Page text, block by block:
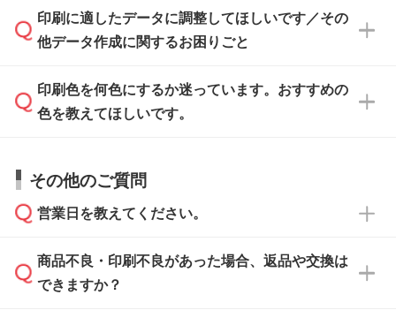
ご入稿後は経験豊富なスタッフがデータに不備
がないかチェックし、お客様と確認してから印
刷に進みますので、ご安心ください。
入稿用のテンプレートはPDF形式ですが、
IllustratorやPhotoshopで開いてご利用いただけ
方」をご確認ください。
印刷に適したデータ・解像度かどうか、担当ス
タッフが事前に確認いたします。
ムへ添付いただくか、担当スタッフ宛にメール
でお送りください。
い合わせください。
なお、印刷用データの作り方に関する詳細は、
印刷に適したデータに調整してほしいです／その
他データ作成に関するお困りごと
データ作成でお困りの際には、担当スタッフが
サポートいたしますのでお気軽にご相談くださ
から添付してお送りください。
しい
解像度の低い画像や、手書きのイラスト、写真
などを、印刷に適したベクターデータに変換し
印刷色を何色にするか迷っています。おすすめの
色を教えてほしいです。
お見積・ご注文・
相談いただきますと、担当スタッフがお客様の
ご希望や商品の本体色を確認し、印刷色をご提
本体色がブラック、ネイビーなど濃色の場合は
白色か淡い色の印刷色をおすすめしておりま
その他のご質問
営業日を教えてください。
営業日は平日の10:00～18:00で、土日祝日はお
休みとなります。注文・見積・お問い合わせ
商品不良・印刷不良があった場合、返品や交換は
できますか？